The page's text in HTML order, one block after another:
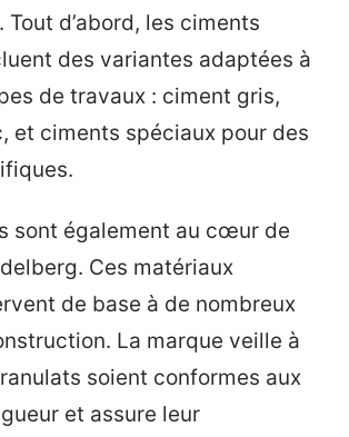
d’abord, les ciments
des variantes adaptées à
de travaux : ciment gris,
et ciments spéciaux pour des
sont également au cœur de
Ces matériaux
de base à de nombreux
La marque veille à
soient conformes aux
et assure leur